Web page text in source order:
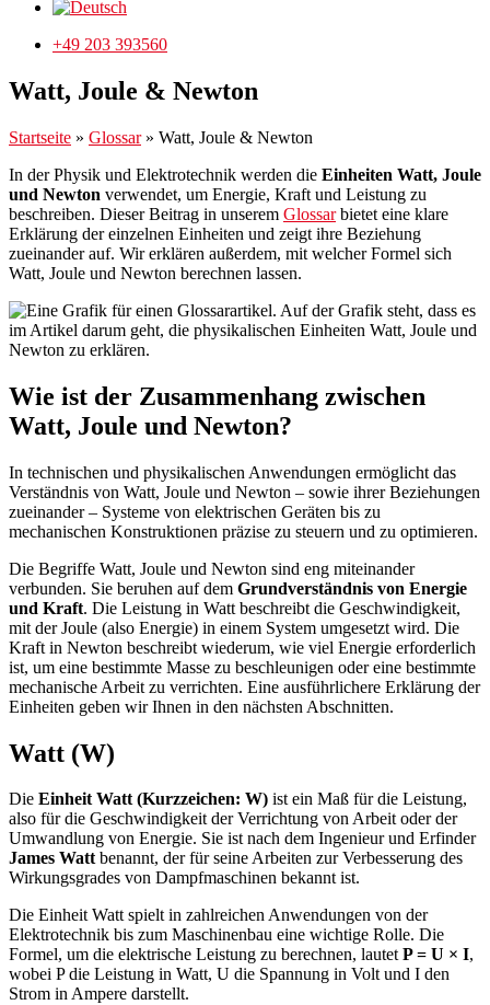
+49 203 393560
Watt, Joule & Newton
Startseite » Glossar» Watt, Joule & Newton
In der Physik und Elektrotechnik werden die Einheiten Watt, Joule
und Newton verwendet, um Energie, Kraft und Leistung zu
beschreiben. Dieser Beitrag in unserem Glossarbietet eine klare
Erklärung der einzelnen Einheiten und zeigt ihre Beziehung
zueinander auf. Wir erklären außerdem, mit welcher Formel sich
Watt, Joule und Newton berechnen lassen.
Wie ist der Zusammenhang zwischen
Watt, Joule und Newton?
In technischen und physikalischen Anwendungen ermöglicht das
Verständnis von Watt, Joule und Newton – sowie ihrer Beziehungen
zueinander – Systeme von elektrischen Geräten bis zu
mechanischen Konstruktionen präzise zu steuern und zu optimieren.
Die Begriffe Watt, Joule und Newton sind eng miteinander
verbunden. Sie beruhen auf dem Grundverständnis von Energie
und Kraft. Die Leistung in Watt beschreibt die Geschwindigkeit,
mit der Joule (also Energie) in einem System umgesetzt wird. Die
Kraft in Newton beschreibt wiederum, wie viel Energie erforderlich
ist, um eine bestimmte Masse zu beschleunigen oder eine bestimmte
mechanische Arbeit zu verrichten. Eine ausführlichere Erklärung der
Einheiten geben wir Ihnen in den nächsten Abschnitten.
Watt (W)
Die Einheit Watt (Kurzzeichen: W) ist ein Maß für die Leistung,
also für die Geschwindigkeit der Verrichtung von Arbeit oder der
Umwandlung von Energie. Sie ist nach dem Ingenieur und Erfinder
James Wattbenannt, der für seine Arbeiten zur Verbesserung des
Wirkungsgrades von Dampfmaschinen bekannt ist.
Die Einheit Watt spielt in zahlreichen Anwendungen von der
Elektrotechnik bis zum Maschinenbau eine wichtige Rolle. Die
Formel, um die elektrische Leistung zu berechnen, lautetP = U × I,
wobei P die Leistung in Watt, U die Spannung in Volt und I den
Strom in Ampere darstellt.